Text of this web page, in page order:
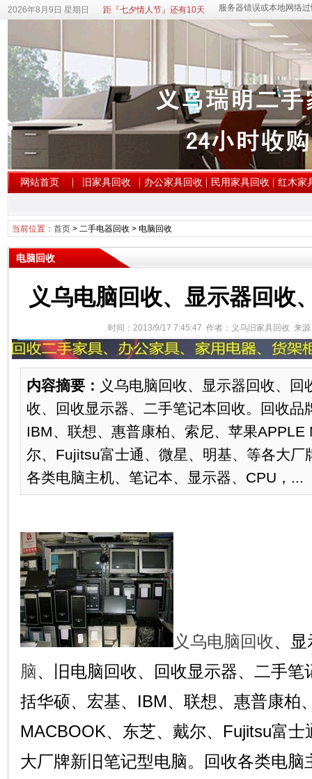
2026年8月9日 星期日 距『七夕情人节』还有10天
网站首页 旧家具回收 办公家具回收 民用家具回收 红木家
当前位置： 首页> 二手电器回收 > 电脑回收
电脑回收
义乌电脑回收、显示器回收
时间：2013/9/17 7:45:47 作者：义乌旧家具回收 来
内容摘要： 义乌电脑回收、显示器回收、回
收、回收显示器、二手笔记本回收。回收品
IBM、联想、惠普康柏、索尼、苹果APPLE
尔、Fujitsu富士通、微星、明基、等各大厂
各类电脑主机、笔记本、显示器、CPU，...
义乌电脑回收、显
脑、旧电脑回收、回收显示器、二手笔
括华硕、宏基、IBM、联想、惠普康柏
MACBOOK、东芝、戴尔、Fujitsu富
大厂牌新旧笔记型电脑。回收各类电脑